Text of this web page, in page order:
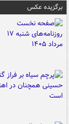
برگزیده عکس